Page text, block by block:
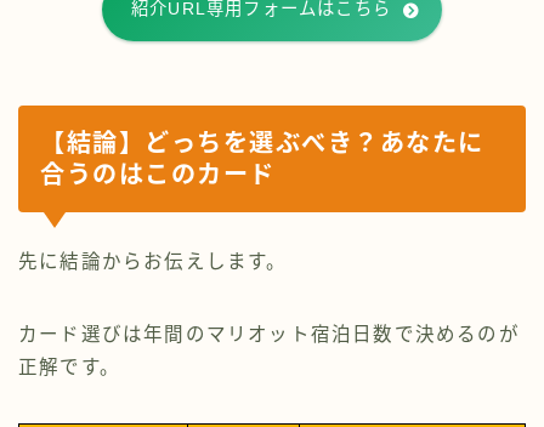
紹介URL専用フォームはこちら
【結論】どっちを選ぶべき？あなたに
合うのはこのカード
先に結論からお伝えします。
カード選びは年間のマリオット宿泊日数で決めるのが
正解です。